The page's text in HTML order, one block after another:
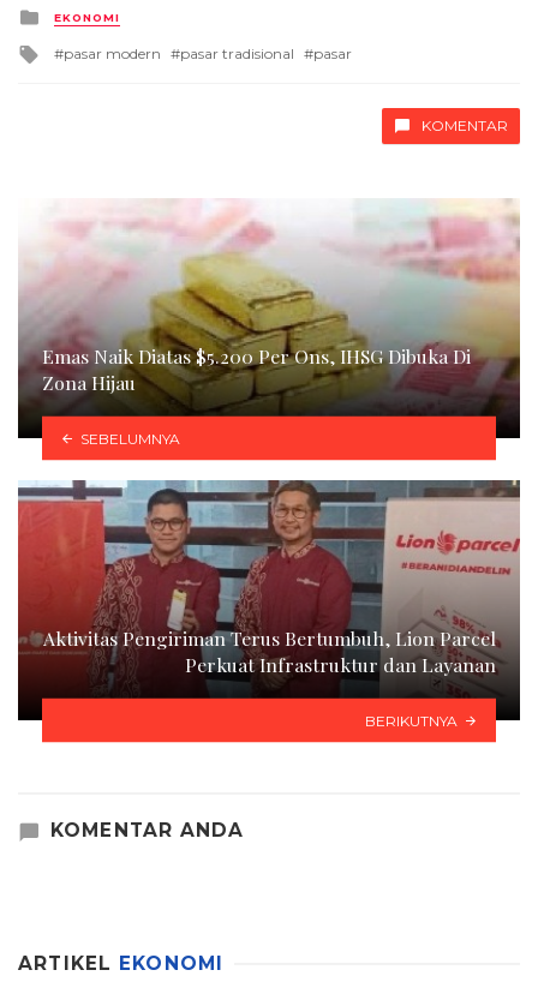
Posted
in
EKONOMI
Tagged
pasar modern pasar tradisional pasar
KOMENTAR
Emas Naik Diatas $5.200 Per Ons, IHSG Dibuka Di
Zona Hijau
SEBELUMNYA
Aktivitas Pengiriman Terus Bertumbuh, Lion Parcel
Perkuat Infrastruktur dan Layanan
BERIKUTNYA
KOMENTAR ANDA
ARTIKEL EKONOMI